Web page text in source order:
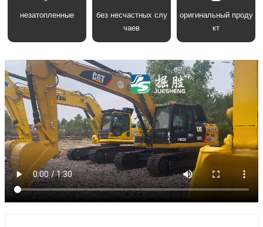
незатопленные
без несчастных слу
чаев
оригинальный проду
кт